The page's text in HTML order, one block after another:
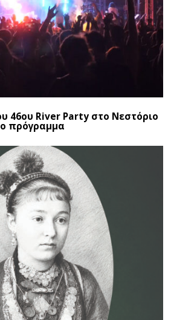
46ου River Party στο Νεστόριο
πρόγραμμα